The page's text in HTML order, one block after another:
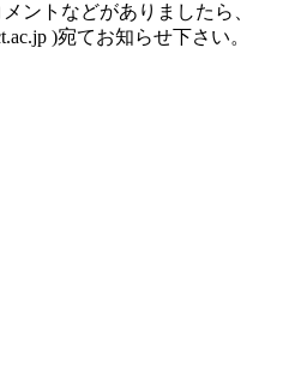
ントなどがありましたら、
)宛てお知らせ下さい。